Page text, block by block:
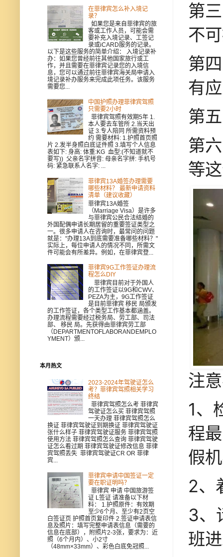
第
不
第
有
第
第
等
注
1、
程
假
2、
3、
班
在菲律宾怎么补入境记
录？
如果您是来自菲律宾的旅
客或工作人员，可能会需
要补充入境记录、工签记
录或iCARD服务的记录。
以下是这些服务的简单介绍： 入境记录补
办：如果您曾经前往其他国家旅行或工
作，并且需要在菲律宾记录您的入境信
息，您可以通过前往菲律宾海关局申请入
境记录补办服务来完成此项任务。该服务
需要您...
中国护照办理菲律宾驾照
只需要2小时
菲律宾驾照有效期5年 1.
本人要去车管所 2.当天出
证 3.专人陪同 所需资料预
约 需要材料: 1.护照首页照
片 2.发半身照白底证件照 3.填写个人信息
表如下: 身高: 体重:KG 血型:(不知道就不
要写)) 父亲名字拼音: 母亲名字拼: 手机号
码: 紧急联系人名字: ...
菲律宾13A婚签办理需要
哪些材料？ 最新申请资料
清单（建议收藏）
菲律宾13A婚签
（Marriage Visa）是许多
与菲律宾公民合法结婚的
外国配偶申请长期居留的重要签证类型之
一。很多申请人在咨询时，最常问的问题
就是："办理13A到底需要准备哪些材料？"
实际上，每位申请人的情况不同，所需文
件可能会有所差异。例如，在菲律宾登...
菲律宾9G工作签证办理流
程怎么DIY
菲律宾目前对于外国人
的工作签证以9G和CWV、
PEZA为主，9G工作签证
是目前菲律宾 移民 局颁发
的工作签证，各个类型工作基本都涵盖。
办理流程需要经过税务局、劳工部、司法
部、 移民 局。先获得由菲律宾劳工部
（DEPARTMENTOFLABORANDEMPLO
YMENT）颁...
本月热文
2023-2024年驾驶证怎么
考？菲律宾驾照相关学习
终结
菲律宾驾照怎么考 菲律宾
驾驶证怎么买 菲律宾驾照
一天办理 菲律宾驾照怎么
换证 菲律宾驾驶证到期换证 菲律宾驾驶证
张什么样子 菲律宾驾驶证服务 菲律宾驾照
使用方法 菲律宾驾照怎么查询 菲律宾驾驶
证怎么看过期 菲律宾驾驶证修改信息 菲律
宾驾照丢失 菲律宾驾驶证CR OR 菲律
宾...
菲律宾申请中国签证一定
要在职证明吗？
菲律宾 申请 中国旅游签
证 L签证 请准备以下材
料： 1.护照原件：有效期
至少6个月、至少有2页空
白签证页 护照首页复印件 2.签证申请表信
息及照片：填写完整申请表信息（需要的
信息在底部），附照片2-3张，要求为：近
照（6个月内）、小2寸
（48mm×33mm）、彩色白底免冠照...